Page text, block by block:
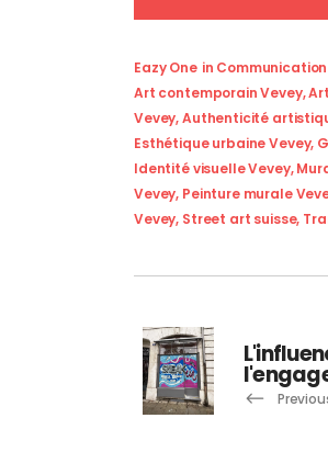
Eazy One in
Art contemporain Vevey,
Vevey,Authenticité
Esthétique urbaine Vevey,
Identité visuelle Vevey,
Vevey, Peinture murale
Vevey, Street art suisse,